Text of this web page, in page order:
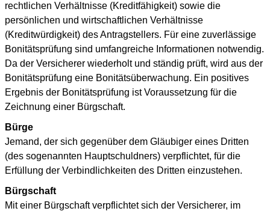
rechtlichen Verhältnisse (Kreditfähigkeit) sowie die
persönlichen und wirtschaftlichen Verhältnisse
(Kreditwürdigkeit) des Antragstellers. Für eine zuverlässige
Bonitätsprüfung sind umfangreiche Informationen notwendig.
Da der Versicherer wiederholt und ständig prüft, wird aus der
Bonitätsprüfung eine Bonitätsüberwachung. Ein positives
Ergebnis der Bonitätsprüfung ist Voraussetzung für die
Zeichnung einer Bürgschaft.
Bürge
Jemand, der sich gegenüber dem Gläubiger eines Dritten
(des sogenannten Hauptschuldners) verpflichtet, für die
Erfüllung der Verbindlichkeiten des Dritten einzustehen.
Bürgschaft
Mit einer Bürgschaft verpflichtet sich der Versicherer, im